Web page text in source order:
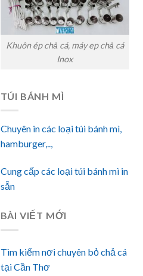
Khuôn ép chả cá, máy ep chả cá
Inox
TÚI BÁNH MÌ
Chuyên in các loại túi bánh mì,
hamburger,..,
Cung cấp các loại túi bánh mì in
sẵn
BÀI VIẾT MỚI
Tìm kiếm nơi chuyên bỏ chả cá
tại Cần Thơ